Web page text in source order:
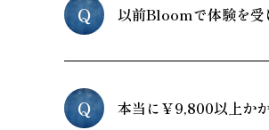
Q 以前Bloomで体験を受
Q 本当に￥9,800以上か